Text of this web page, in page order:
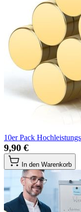
10er Pack
9,90 €
In den Warenkorb